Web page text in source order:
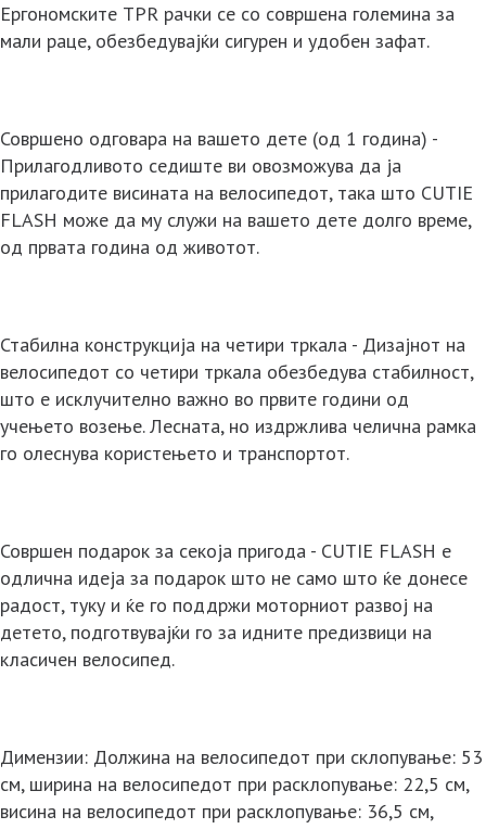
Ергономските TPR рачки се со совршена големина за
мали раце, обезбедувајќи сигурен и удобен зафат.
Совршено одговара на вашето дете (од 1 година) -
Прилагодливото седиште ви овозможува да ја
прилагодите висината на велосипедот, така што CUTIE
FLASH може да му служи на вашето дете долго време,
од првата година од животот.
Стабилна конструкција на четири тркала - Дизајнот на
велосипедот со четири тркала обезбедува стабилност,
што е исклучително важно во првите години од
учењето возење. Лесната, но издржлива челична рамка
го олеснува користењето и транспортот.
Совршен подарок за секоја пригода - CUTIE FLASH е
одлична идеја за подарок што не само што ќе донесе
радост, туку и ќе го поддржи моторниот развој на
детето, подготвувајќи го за идните предизвици на
класичен велосипед.
Димензии: Должина на велосипедот при склопување: 53
см, ширина на велосипедот при расклопување: 22,5 см,
висина на велосипедот при расклопување: 36,5 см,